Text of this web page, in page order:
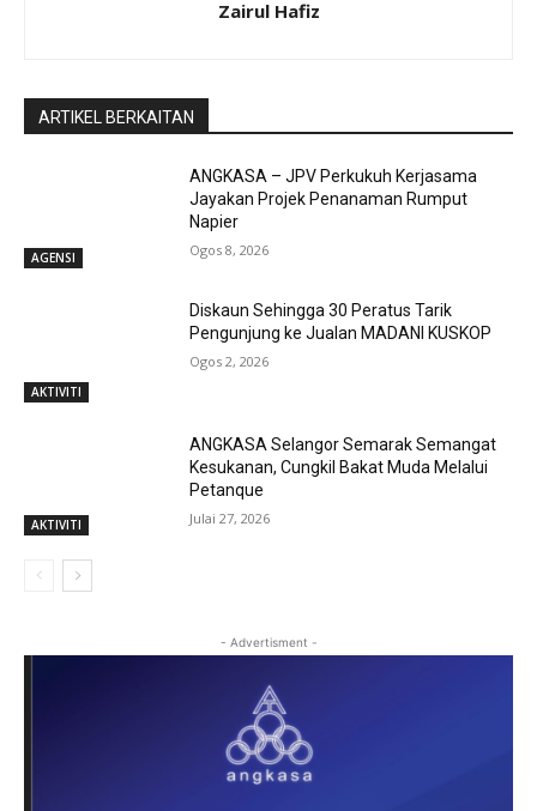
Zairul Hafiz
ARTIKEL BERKAITAN
AGENSI
ANGKASA – JPV Perkukuh Kerjasama
Jayakan Projek Penanaman Rumput
Napier
Ogos 8, 2026
AKTIVITI
Diskaun Sehingga 30 Peratus Tarik
Pengunjung ke Jualan MADANI KUSKOP
Ogos 2, 2026
AKTIVITI
ANGKASA Selangor Semarak Semangat
Kesukanan, Cungkil Bakat Muda Melalui
Petanque
Julai 27, 2026
- Advertisment -